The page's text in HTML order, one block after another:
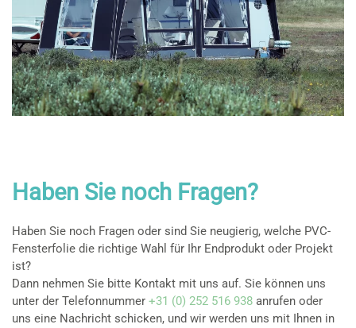
Haben Sie noch Fragen?
Haben Sie noch Fragen oder sind Sie neugierig, welche PVC-
Fensterfolie die richtige Wahl für Ihr Endprodukt oder Projekt
ist?
Dann nehmen Sie bitte Kontakt mit uns auf. Sie können uns
unter der Telefonnummer +31 (0) 252 516 938 anrufen oder
uns eine Nachricht schicken, und wir werden uns mit Ihnen in